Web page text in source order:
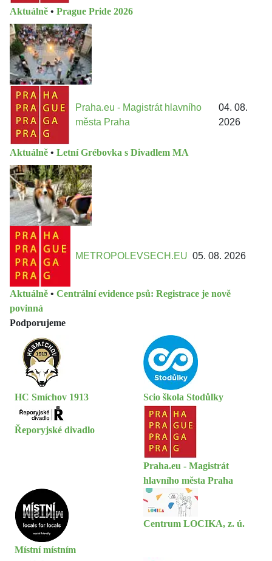
Aktuálně • Prague Pride 2026
Praha.eu - Magistrát hlavního
města Praha
04. 08.
2026
Aktuálně • Letní Grébovka s Divadlem MA
METROPOLEVSECH.EU 05. 08. 2026
Aktuálně • Centrální evidence psů: Registrace je nově
povinná
Podporujeme
HC Smíchov 1913 Scio škola Stodůlky
Řeporyjské divadlo
Praha.eu - Magistrát
hlavního města Praha
Místní místním
Centrum LOCIKA, z. ú.